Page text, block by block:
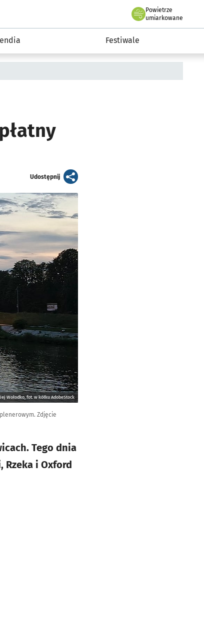
Powietrze
we Wrocławiu
umiarkowane
Festiwale
Udostępnijartykuł
Wołodko, fot. w kółku AdobeStock
Zdjęcie
Tego dnia
Rzeka i Oxford